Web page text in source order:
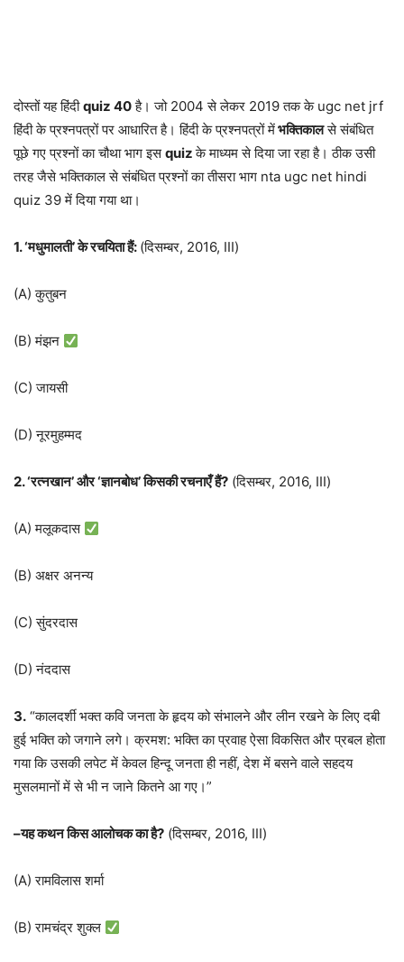
दोस्तों यह हिंदीquiz 40है। जो 2004 से लेकर 2019 तक के ugc net jrf
हिंदी के प्रश्नपत्रों पर आधारित है। हिंदी के प्रश्नपत्रों मेंभक्तिकालसे संबंधित
पूछे गए प्रश्नों का चौथा भाग इसquizके माध्यम से दिया जा रहा है। ठीक उसी
तरह जैसे भक्तिकाल से संबंधित प्रश्नों का तीसरा भाग nta ugc net hindi
quiz 39 में दिया गया था।
1. ‘मधुमालती’ के रचयिता हैं: (दिसम्बर, 2016, III)
(A) कुतुबन
(B) मंझन
(C) जायसी
(D) नूरमुहम्मद
2. ‘रत्नखान’ और ‘ज्ञानबोध’ किसकी रचनाएँ हैं? (दिसम्बर, 2016, III)
(A) मलूकदास
(B) अक्षर अनन्य
(C) सुंदरदास
(D) नंददास
3. “कालदर्शी भक्त कवि जनता के हृदय को संभालने और लीन रखने के लिए दबी
हुई भक्ति को जगाने लगे। क्रमश: भक्ति का प्रवाह ऐसा विकसित और प्रबल होता
गया कि उसकी लपेट में केवल हिन्दू जनता ही नहीं, देश में बसने वाले सहदय
मुसलमानों में से भी न जाने कितने आ गए।”
–यह कथन किस आलोचक का है? (दिसम्बर, 2016, III)
(A) रामविलास शर्मा
(B) रामचंद्र शुक्ल